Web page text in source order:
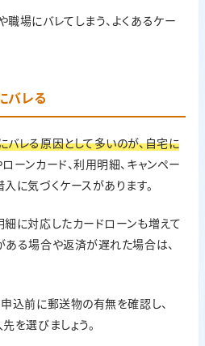
場にバレてしまう、よくあるケー
バレる
レる原因として多いのが、自宅に
ーンカード、利用明細、キャンペー
に気づくケースがあります。
に対応したカードローンも増えて
ある場合や返済が遅れた場合は、
込前に郵送物の有無を確認し、
を選びましょう。